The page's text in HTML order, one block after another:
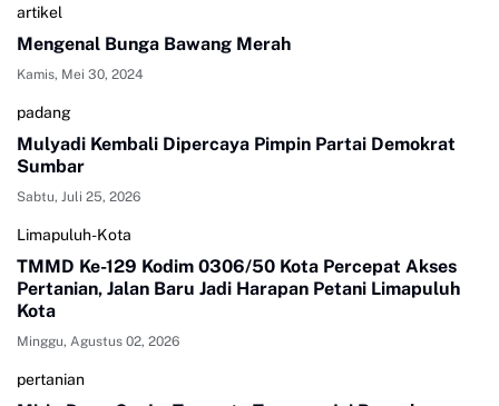
artikel
Mengenal Bunga Bawang Merah
Kamis, Mei 30, 2024
padang
Mulyadi Kembali Dipercaya Pimpin Partai Demokrat
Sumbar
Sabtu, Juli 25, 2026
Limapuluh-Kota
TMMD Ke-129 Kodim 0306/50 Kota Percepat Akses
Pertanian, Jalan Baru Jadi Harapan Petani Limapuluh
Kota
Minggu, Agustus 02, 2026
pertanian